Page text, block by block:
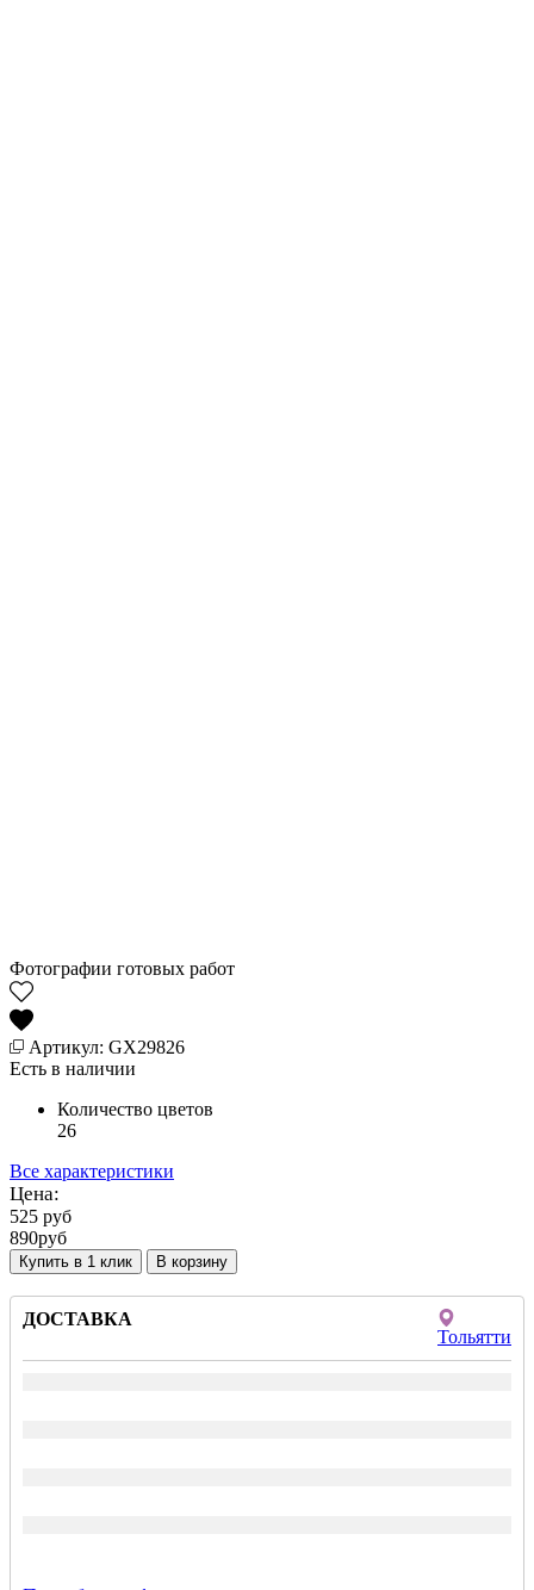
Фотографии готовых работ
Артикул: GX29826
Есть в наличии
Количество цветов
26
Все характеристики
Цена:
525 руб
890руб
Купить в 1 клик
ДОСТАВКА
Тольятти